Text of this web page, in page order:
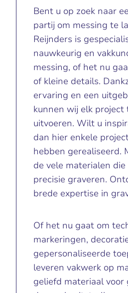
Bent u op zoek naar
partij om messing te
Reijnders is
nauwkeurig en
messing, of het nu
of kleine details.
ervaring en een
kunnen wij elk
uitvoeren. Wilt u
dan hier enkele
hebben gerealiseerd.
de vele materialen
precisie graveren.
brede expertise in
Of het nu gaat om
markeringen,
gepersonaliseerde
leveren vakwerk op
geliefd materiaal voor